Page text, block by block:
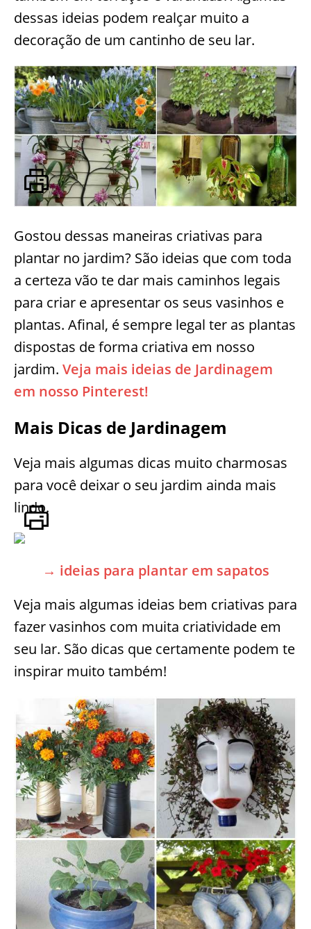
dessas ideias podem realçar muito a
decoração de um cantinho de seu lar.
Gostou dessas maneiras criativas para
plantar no jardim? São ideias que com toda
a certeza vão te dar mais caminhos legais
para criar e apresentar os seus vasinhos e
plantas. Afinal, é sempre legal ter as plantas
dispostas de forma criativa em nosso
jardim. Veja mais ideias de Jardinagem
em nosso Pinterest!
Mais Dicas de Jardinagem
Veja mais algumas dicas muito charmosas
para você deixar o seu jardim ainda mais
lindo.
→ ideias para plantar em sapatos
Veja mais algumas ideias bem criativas para
fazer vasinhos com muita criatividade em
seu lar. São dicas que certamente podem te
inspirar muito também!